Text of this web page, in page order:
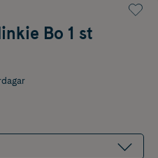
Bo 1 st